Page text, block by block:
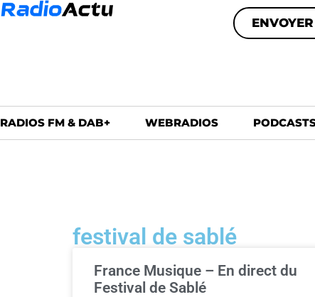
RADIOS FM & DAB+ WEBRADIOS
festival de sablé
France Musique – En direct du
Festival de Sablé